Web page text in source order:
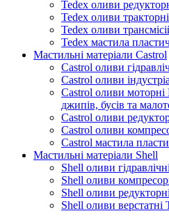
Tedex оливи
Tedex оливи
Tedex оливи
Tedex мастила
Мастильні матеріали Castrol
Castrol оливи
Castrol оливи
Castrol оливи моторні
джипів, бусів та
Castrol оливи
Castrol оливи
Castrol мастила
Мастильні матеріали Shell
Shell оливи
Shell оливи
Shell оливи
Shell оливи верстатні